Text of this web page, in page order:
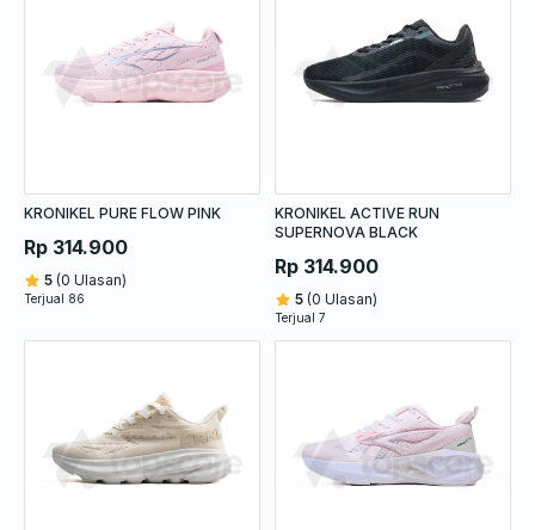
KRONIKEL PURE FLOW PINK
Rp 314.900
5 (0 Ulasan)
Terjual 86
KRONIKEL ACTIVE RUN
SUPERNOVA BLACK
Rp 314.900
5 (0 Ulasan)
Terjual 7